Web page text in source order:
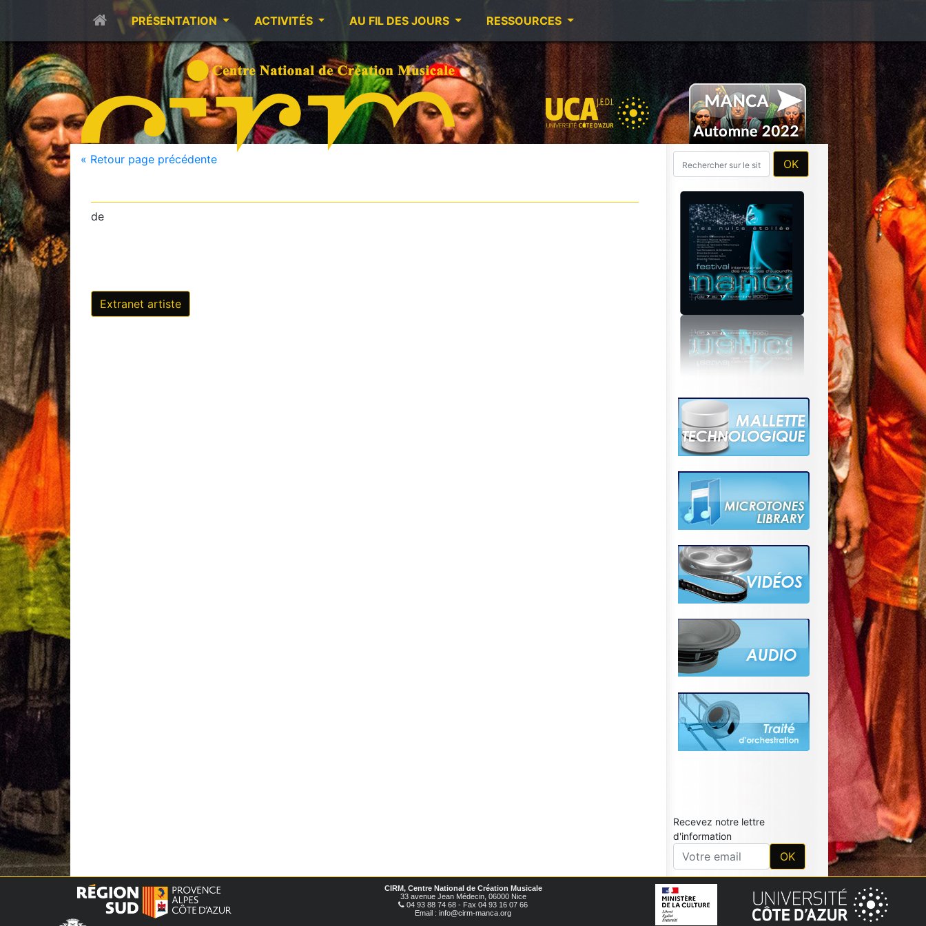
PRÉSENTATION ACTIVITÉS AU FIL DES JOURS RESSOURCES
« Retour page précédente
de
Extranet artiste
Recevez notre lettre
d'information
CIRM, Centre National de Création Musicale
33 avenue Jean Médecin, 06000 Nice
04 93 88 74 68 - Fax 04 93 16 07 66
Email : info@cirm-manca.org